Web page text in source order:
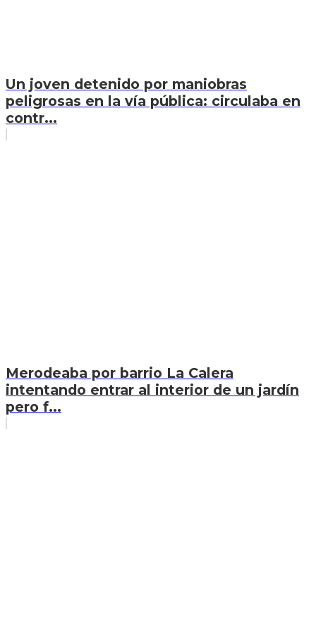
Un joven detenido por maniobras
peligrosas en la vía pública: circulaba en
contr...
Merodeaba por barrio La Calera
intentando entrar al interior de un jardín
pero f...